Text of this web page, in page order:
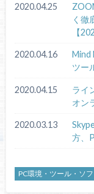
2020.04.25
く徹
【
2020.04.16
Mind
ツー
2020.04.15
ライ
オン
2020.03.13
方、
PC環境・ツール・ソフ